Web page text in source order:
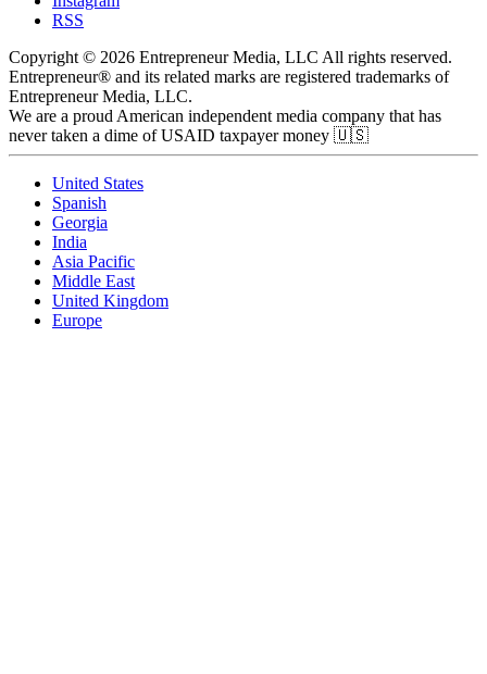
RSS
Copyright © 2026 Entrepreneur Media, LLC All rights reserved.
Entrepreneur® and its related marks are registered trademarks of
Entrepreneur Media, LLC.
We are a proud American independent media company that has
never taken a dime of USAID taxpayer money 🇺🇸
United States
Spanish
Georgia
India
Asia Pacific
Middle East
United Kingdom
Europe